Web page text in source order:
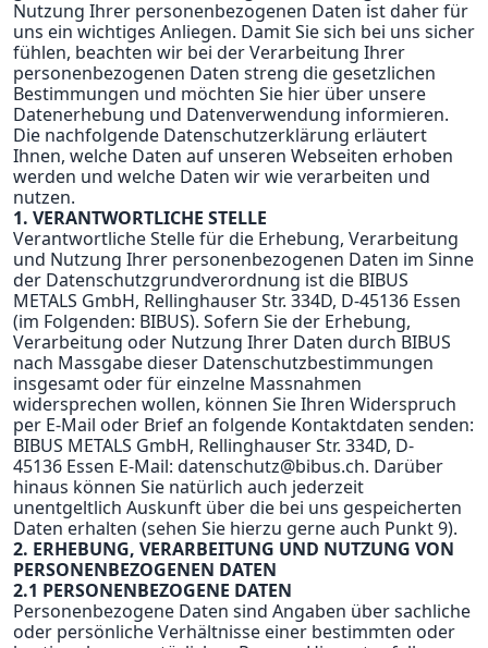
Nutzung Ihrer personenbezogenen Daten ist daher für
uns ein wichtiges Anliegen. Damit Sie sich bei uns sicher
fühlen, beachten wir bei der Verarbeitung Ihrer
personenbezogenen Daten streng die gesetzlichen
Bestimmungen und möchten Sie hier über unsere
Datenerhebung und Datenverwendung informieren.
Die nachfolgende Datenschutzerklärung erläutert
Ihnen, welche Daten auf unseren Webseiten erhoben
werden und welche Daten wir wie verarbeiten und
nutzen.
1. VERANTWORTLICHE STELLE
Verantwortliche Stelle für die Erhebung, Verarbeitung
und Nutzung Ihrer personenbezogenen Daten im Sinne
der Datenschutzgrundverordnung ist die BIBUS
METALS GmbH, Rellinghauser Str. 334D, D-45136 Essen
(im Folgenden: BIBUS). Sofern Sie der Erhebung,
Verarbeitung oder Nutzung Ihrer Daten durch BIBUS
nach Massgabe dieser Datenschutzbestimmungen
insgesamt oder für einzelne Massnahmen
widersprechen wollen, können Sie Ihren Widerspruch
per E-Mail oder Brief an folgende Kontaktdaten senden:
BIBUS METALS GmbH, Rellinghauser Str. 334D, D-
45136 Essen E-Mail: datenschutz@bibus.ch. Darüber
hinaus können Sie natürlich auch jederzeit
unentgeltlich Auskunft über die bei uns gespeicherten
Daten erhalten (sehen Sie hierzu gerne auch Punkt 9).
2. ERHEBUNG, VERARBEITUNG UND NUTZUNG VON
PERSONENBEZOGENEN DATEN
2.1 PERSONENBEZOGENE DATEN
Personenbezogene Daten sind Angaben über sachliche
oder persönliche Verhältnisse einer bestimmten oder